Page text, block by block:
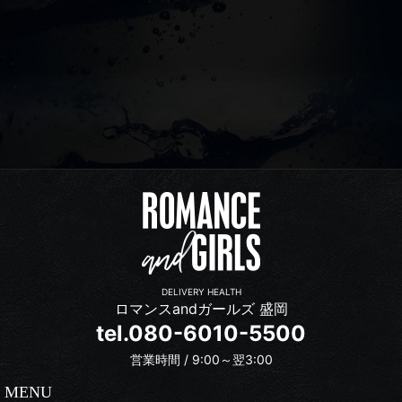
DELIVERY HEALTH
ロマンスandガールズ 盛岡
tel.080-6010-5500
営業時間 / 9:00～翌3:00
MENU